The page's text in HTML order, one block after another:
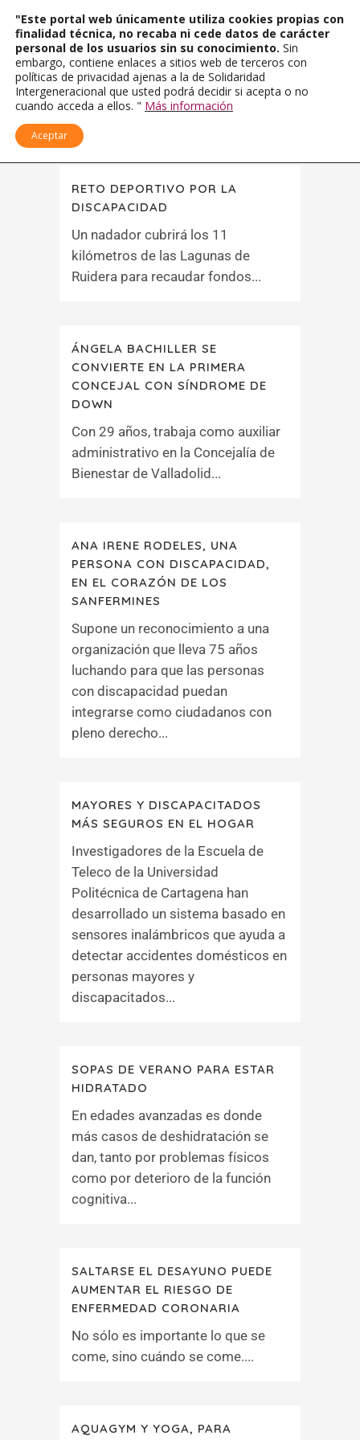
RETO DEPORTIVO POR LA
DISCAPACIDAD
Un nadador cubrirá los 11
kilómetros de las Lagunas de
Ruidera para recaudar fondos...
ÁNGELA BACHILLER SE
CONVIERTE EN LA PRIMERA
CONCEJAL CON SÍNDROME DE
DOWN
Con 29 años, trabaja como auxiliar
administrativo en la Concejalía de
Bienestar de Valladolid...
ANA IRENE RODELES, UNA
PERSONA CON DISCAPACIDAD,
EN EL CORAZÓN DE LOS
SANFERMINES
Supone un reconocimiento a una
organización que lleva 75 años
luchando para que las personas
con discapacidad puedan
integrarse como ciudadanos con
pleno derecho...
MAYORES Y DISCAPACITADOS
MÁS SEGUROS EN EL HOGAR
Investigadores de la Escuela de
Teleco de la Universidad
Politécnica de Cartagena han
desarrollado un sistema basado en
sensores inalámbricos que ayuda a
detectar accidentes domésticos en
personas mayores y
discapacitados...
SOPAS DE VERANO PARA ESTAR
HIDRATADO
En edades avanzadas es donde
más casos de deshidratación se
dan, tanto por problemas físicos
como por deterioro de la función
cognitiva...
SALTARSE EL DESAYUNO PUEDE
AUMENTAR EL RIESGO DE
ENFERMEDAD CORONARIA
No sólo es importante lo que se
come, sino cuándo se come....
AQUAGYM Y YOGA, PARA
"Este portal web únicamente utiliza cookies propias con
finalidad técnica, no recaba ni cede datos de carácter
personal de los usuarios sin su conocimiento. Sin
embargo, contiene enlaces a sitios web de terceros con
políticas de privacidad ajenas a la de Solidaridad
Intergeneracional que usted podrá decidir si acepta o no
cuando acceda a ellos. " Más información
Aceptar